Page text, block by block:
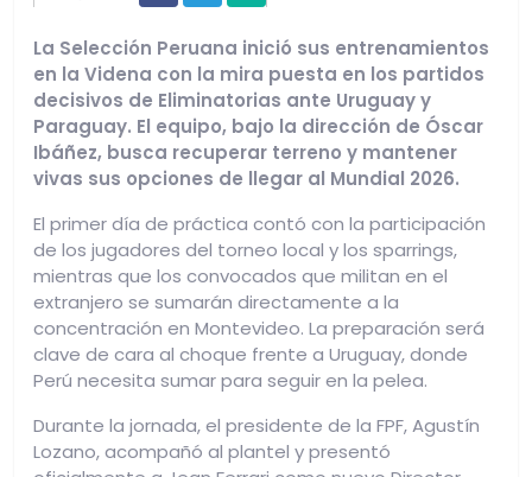
La Selección Peruana inició sus entrenamientos
en la Videna con la mira puesta en los partidos
decisivos de Eliminatorias ante Uruguay y
Paraguay. El equipo, bajo la dirección de Óscar
Ibáñez, busca recuperar terreno y mantener
vivas sus opciones de llegar al Mundial 2026.
El primer día de práctica contó con la participación
de los jugadores del torneo local y los sparrings,
mientras que los convocados que militan en el
extranjero se sumarán directamente a la
concentración en Montevideo. La preparación será
clave de cara al choque frente a Uruguay, donde
Perú necesita sumar para seguir en la pelea.
Durante la jornada, el presidente de la FPF, Agustín
Lozano, acompañó al plantel y presentó